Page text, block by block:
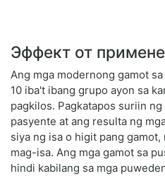
Эффект от
Ang mga modernong gamot
10 iba't ibang grupo ayon sa
pagkilos. Pagkatapos suriin
pasyente at ang resulta ng
siya ng isa o higit pang
mag-isa. Ang mga gamot sa
hindi kabilang sa mga